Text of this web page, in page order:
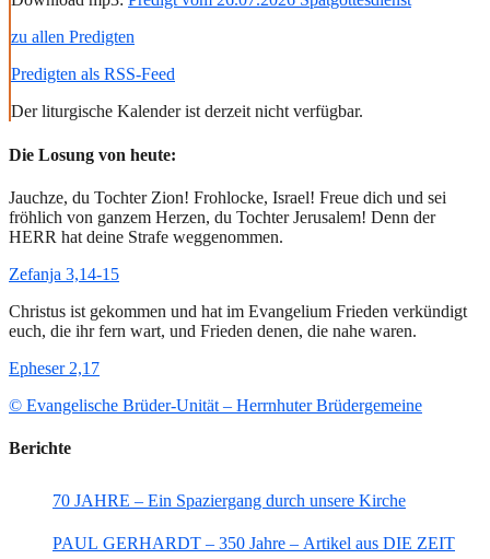
zu allen Predigten
Predigten als RSS-Feed
Der liturgische Kalender ist derzeit nicht verfügbar.
Die Losung von heute:
Jauchze, du Tochter Zion! Frohlocke, Israel! Freue dich und sei
fröhlich von ganzem Herzen, du Tochter Jerusalem! Denn der
HERR hat deine Strafe weggenommen.
Zefanja 3,14-15
Christus ist gekommen und hat im Evangelium Frieden verkündigt
euch, die ihr fern wart, und Frieden denen, die nahe waren.
Epheser 2,17
© Evangelische Brüder-Unität – Herrnhuter Brüdergemeine
Berichte
70 JAHRE – Ein Spaziergang durch unsere Kirche
PAUL GERHARDT – 350 Jahre – Artikel aus DIE ZEIT